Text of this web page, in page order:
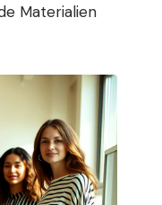
Materialien